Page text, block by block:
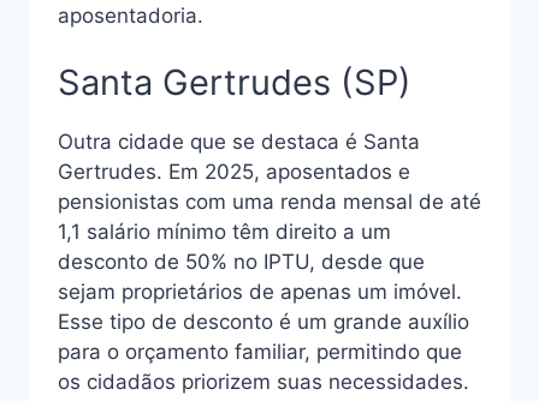
aposentadoria.
Santa Gertrudes (SP)
Outra cidade que se destaca é Santa
Gertrudes. Em 2025, aposentados e
pensionistas com uma renda mensal de até
1,1 salário mínimo têm direito a um
desconto de 50% no IPTU, desde que
sejam proprietários de apenas um imóvel.
Esse tipo de desconto é um grande auxílio
para o orçamento familiar, permitindo que
os cidadãos priorizem suas necessidades.